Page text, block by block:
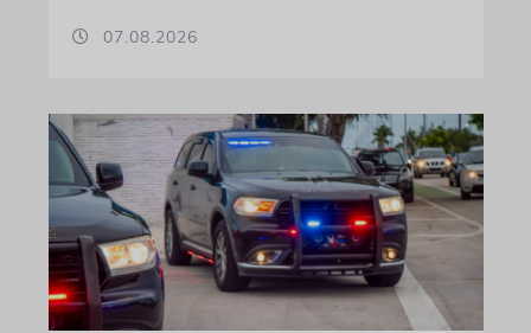
07.08.2026